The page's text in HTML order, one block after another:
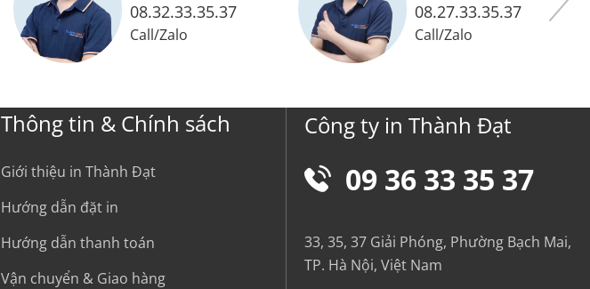
08.27.33.35.37
Call
08.37.33.35.37
Thông tin & Chính sách
Giới thiệu in Thành Đạt
Hướng dẫn đặt in
Hướng dẫn thanh toán
Vận chuyển & Giao hàng
Công ty in Thành Đạt
09 36 33 35 37
33, 35, 37 Giải Phóng, Phường Bạch Mai,
TP. Hà Nội, Việt Nam